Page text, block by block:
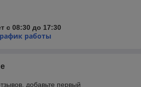
с 08:30 до 17:30
работы
добавьте первый